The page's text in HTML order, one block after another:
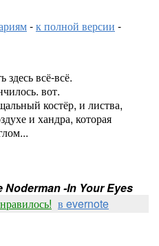
-к полной версии -
здесь всё-всё.
вот.
костёр, и листва,
и хандра, которая
Noderman -In Your Eyes
в evernote